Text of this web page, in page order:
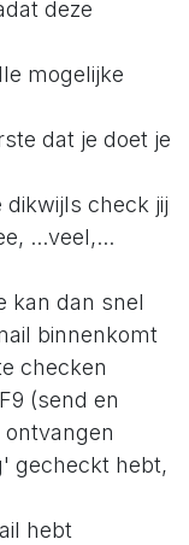
deze
mogelijke
dat je doet je
check jij
...veel,...
kan dan snel
binnenkomt
checken
(send en
gecheckt hebt,
hebt